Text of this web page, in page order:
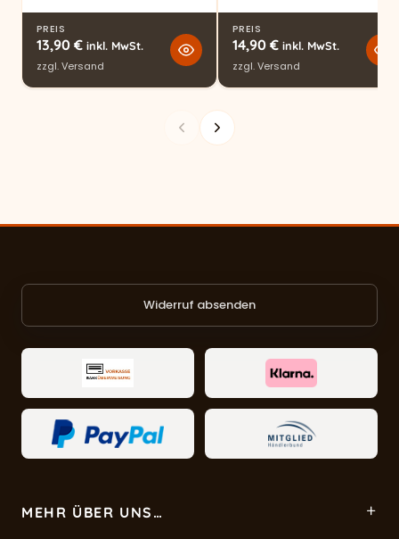
PREIS
13,90 € inkl. MwSt.
zzgl.Versand
PREIS
14,90 € inkl. MwSt.
zzgl.Versand
Widerruf absenden
MEHR ÜBER UNS…